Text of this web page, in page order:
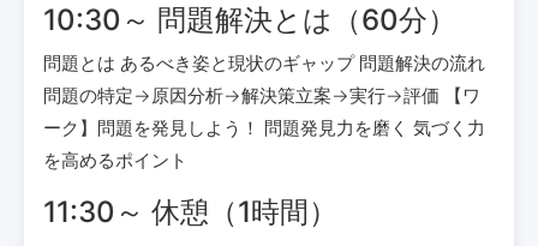
10:30～ 問題解決とは（60分）
問題とは あるべき姿と現状のギャップ 問題解決の流れ
問題の特定→原因分析→解決策立案→実行→評価 【ワ
ーク】問題を発見しよう！ 問題発見力を磨く 気づく力
を高めるポイント
11:30～ 休憩（1時間）